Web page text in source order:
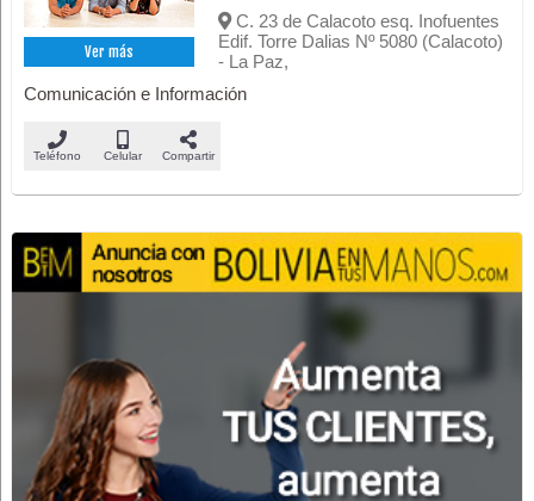
Ver más
C. 23 de Calacoto esq. Inofuentes
Edif. Torre Dalias Nº 5080 (Calacoto)
- La Paz,
Comunicación e Información
Teléfono Celular Compartir